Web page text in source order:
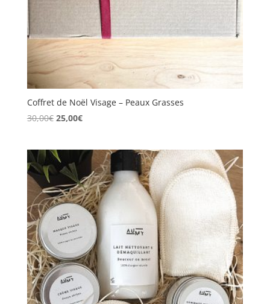
Coffret de Noël Visage – Peaux Grasses
30,00€ Le
était :
30,00€.
25,00€Le
est :
25,00€.